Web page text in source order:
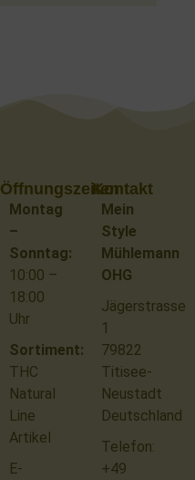
Kontakt
Mein
Style
Mühlemann
OHG
Jägerstrasse
1
79822
Titisee-
Neustadt
Deutschland
Telefon:
+49
Öffnungszeiten
Montag
–
Sonntag:
10:00 –
18:00
Uhr
Sortiment:
THC
Natural
Line
Artikel
E-